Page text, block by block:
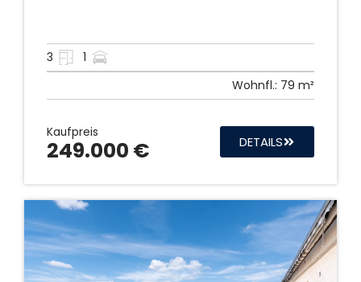
3
1
Wohnfl.: 79 m²
Kaufpreis
249.000 € DETAILS